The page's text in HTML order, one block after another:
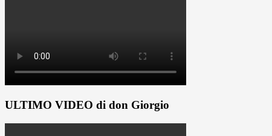
ULTIMO VIDEO di don Giorgio